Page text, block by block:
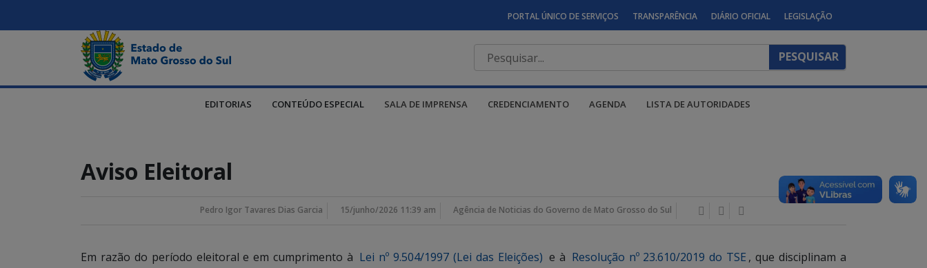
PORTAL ÚNICO DE SERVIÇOS TRANSPARÊNCIA DIÁRIO OFICIAL LEGISLAÇÃO
EDITORIAS CONTEÚDO ESPECIAL SALA DE IMPRENSA CREDENCIAMENTO AGENDA LISTA DE AUTORIDADES
Aviso Eleitoral
Pedro Igor Tavares Dias Garcia 15/junho/2026 11:39 am Agência de Noticias do Governo de Mato Grosso do Sul
Em razão do período eleitoral e em cumprimento à Lei nº 9.504/1997 (Lei das Eleições) e à Resolução nº 23.610/2019 do TSE , que disciplinam a